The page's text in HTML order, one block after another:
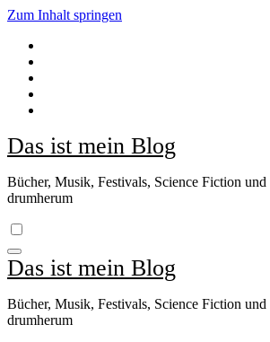
Zum Inhalt springen
Das ist mein Blog
Bücher, Musik, Festivals, Science Fiction und
drumherum
Das ist mein Blog
Bücher, Musik, Festivals, Science Fiction und
drumherum